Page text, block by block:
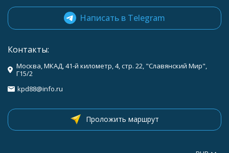
Написать в Telegram
Контакты:
Москва, МКАД, 41-й километр, 4, стр. 22, "Славянский Мир",
Г15/2
kpd88@info.ru
Проложить маршрут